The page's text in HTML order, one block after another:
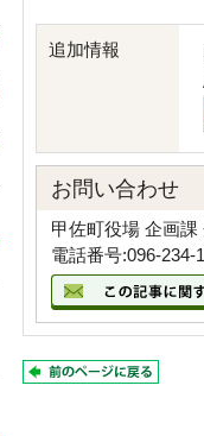
追加情報
お問い合わせ
甲佐町役場 企画課
電話番号:096-234-